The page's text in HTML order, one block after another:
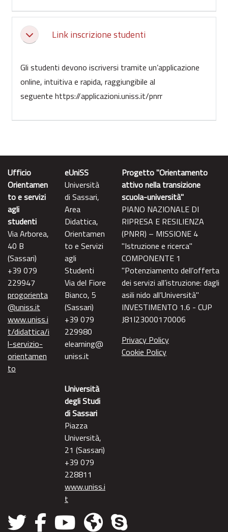
Collapse Link inscrizione studenti
Gli studenti devono iscriversi tramite un’applicazione
online, intuitiva e rapida, raggiungibile al
seguente https://applicazioni.uniss.it/pnrr
Ufficio
Orientamen
to e servizi
agli
studenti
Via Arborea,
40 B
(Sassari)
+39 079
229947
progorienta
@uniss.it
www.uniss.i
t/didattica/i
l-servizio-
orientamen
to
eUniSS
Università
di Sassari,
Area
Didattica,
Orientamen
to e Servizi
agli
Studenti
Via del Fiore
Bianco, 5
(Sassari)
+39 079
229980
elearning@
uniss.it
Università
degli Studi
di Sassari
Piazza
Università,
21 (Sassari)
+39 079
228811
www.uniss.i
t
Progetto "Orientamento
attivo nella transizione
scuola-università"
PIANO NAZIONALE DI
RIPRESA E RESILIENZA
(PNRR) – MISSIONE 4
"Istruzione e ricerca"
COMPONENTE 1
"Potenziamento dell’offerta
dei servizi all’istruzione: dagli
asili nido all’Università"
INVESTIMENTO 1.6 - CUP
J81I23000170006
Privacy Policy
Cookie Policy